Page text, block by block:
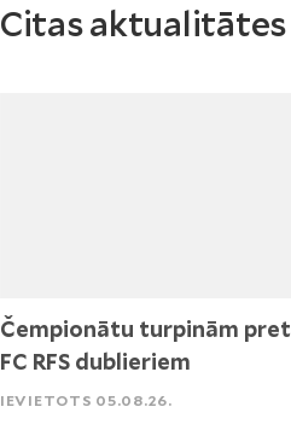
Citas aktualitātes
Čempionātu turpinām pret
FC RFS dublieriem
IEVIETOTS 05.08.26.